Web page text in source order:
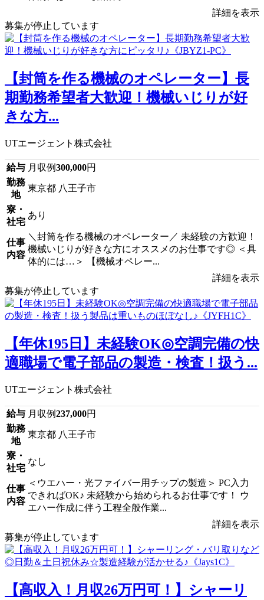
詳細を表示
募集が停止しています
【封筒を作る機械のオペレーター】長
期勤務希望者大歓迎！機械いじりが好
きな方...
UTエージェント株式会社
給与 月収例300,000円
勤務
地
東京都 八王子市
寮・
社宅
あり
仕事
内容
＼封筒を作る機械のオペレーター／ 未経験の方歓迎！
機械いじりが好きな方にオススメのお仕事です◎ ＜具
体的には…＞ 【機械オペレー...
詳細を表示
募集が停止しています
【年休195日】未経験OK◎空調完備の快
適職場で電子部品の製造・検査！扱う...
UTエージェント株式会社
給与 月収例237,000円
勤務
地
東京都 八王子市
寮・
社宅
なし
仕事
内容
＜ウエハー・光ファイバー用チップの製造＞ PC入力
できればOK♪ 未経験から始められるお仕事です！ ウ
エハー作成に伴う工程全般作業...
詳細を表示
募集が停止しています
【高収入！月収26万円可！】シャーリ